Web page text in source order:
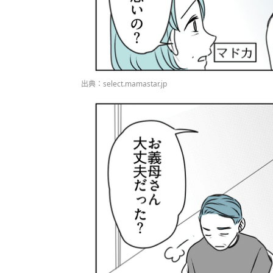
出典：select.mamastar.jp